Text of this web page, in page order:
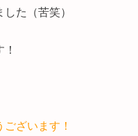
た（苦笑）
ざいます！